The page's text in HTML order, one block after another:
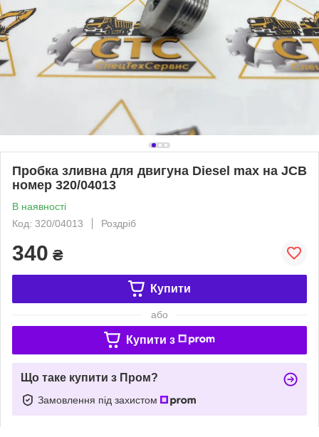
Пробка зливна для двигуна Diesel max на JCB
номер 320/04013
В наявності
Код: 320/04013
Роздріб
340 ₴
Купити
або
Купити з
Що таке купити з Пром?
Замовлення під захистом